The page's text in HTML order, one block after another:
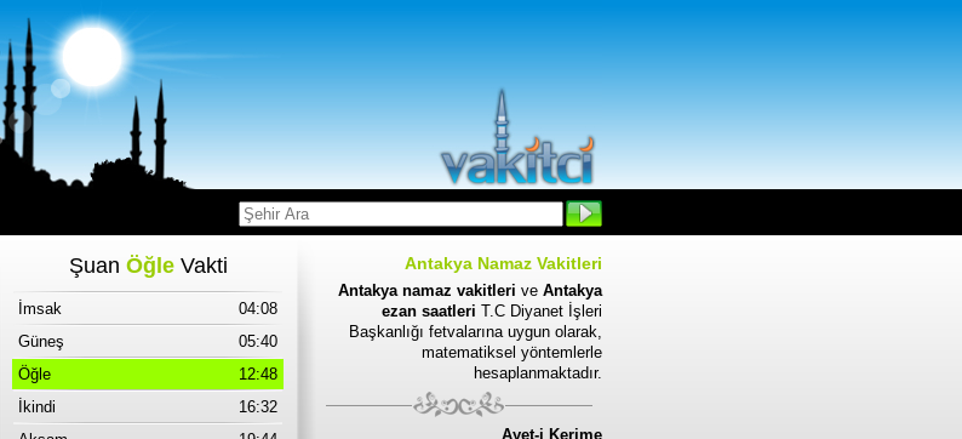
Şuan ÖğleVakti
İmsak
04:08
Güneş
05:40
Öğle
12:48
İkindi
16:32
Antakya Namaz Vakitleri
Antakya namaz vakitleri ve Antakya
ezan saatleri T.C Diyanet İşleri
Başkanlığı fetvalarına uygun olarak,
matematiksel yöntemlerle
hesaplanmaktadır.
Ayet-i Kerime